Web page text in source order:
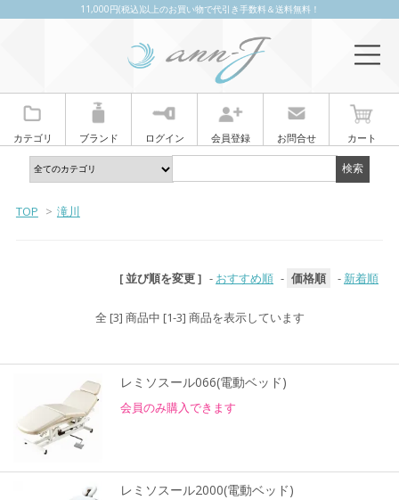
11,000円(税込)以上のお買い物で代引き手数料＆送料無料！
カテゴリ ブランド ログイン 会員登録 お問合せ カート
TOP > 滝川
[ 並び順を変更 ] - おすすめ順 - 価格順 - 新着順
全 [3] 商品中 [1-3] 商品を表示しています
レミソスール066(電動ベッド)
会員のみ購入できます
レミソスール2000(電動ベッド)